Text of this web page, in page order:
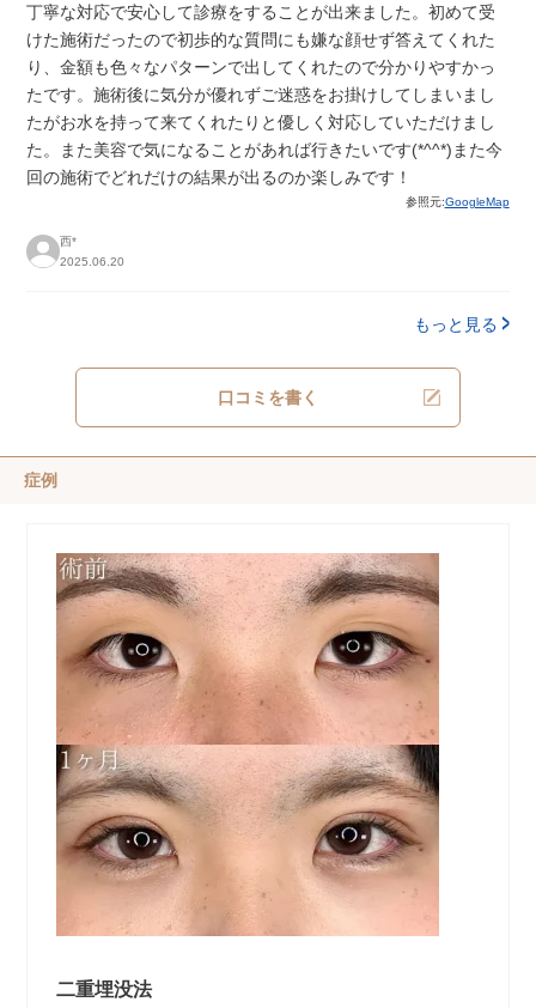
丁寧な対応で安心して診療をすることが出来ました。初めて受
けた施術だったので初歩的な質問にも嫌な顔せず答えてくれた
り、金額も色々なパターンで出してくれたので分かりやすかっ
たです。施術後に気分が優れずご迷惑をお掛けしてしまいまし
たがお水を持って来てくれたりと優しく対応していただけまし
た。また美容で気になることがあれば行きたいです(*^^*)また今
回の施術でどれだけの結果が出るのか楽しみです！
参照元:GoogleMap
西*
2025.06.20
もっと見る
口コミを書く
症例
二重埋没法